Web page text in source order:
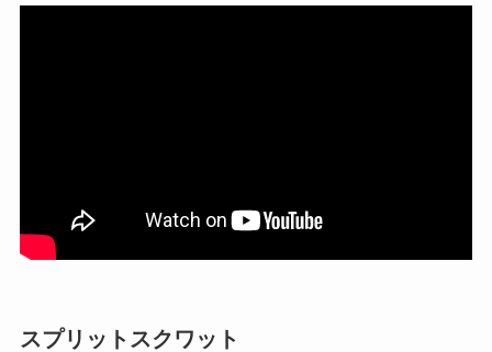
スプリットスクワット